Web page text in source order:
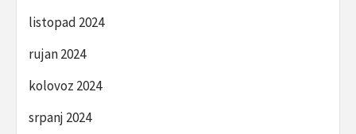
listopad 2024
rujan 2024
kolovoz 2024
srpanj 2024